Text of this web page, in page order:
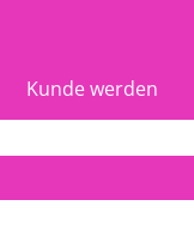
Kunde werden